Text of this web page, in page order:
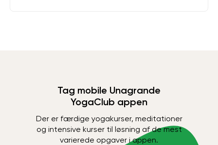
Tag mobile Unagrande
YogaClub appen
Der er færdige yogakurser, meditationer
og intensive kurser til løsning af de mest
varierede opgaver i appen.